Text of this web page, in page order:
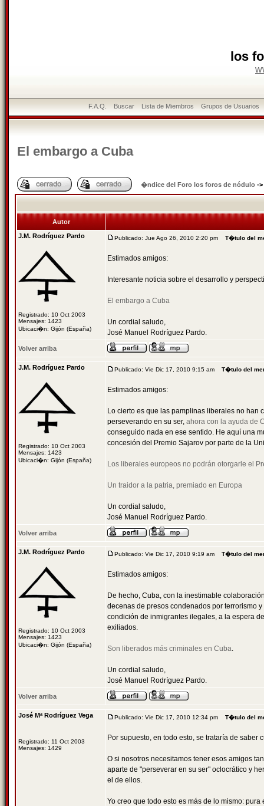
los
F.A.Q. Buscar Lista de Miembros Grupos de Usuarios
El embargo a Cuba
�ndice del Foro los foros de nódulo ->
Autor
J.M. Rodríguez Pardo
Registrado: 10 Oct 2003
Mensajes: 1423
Ubicaci�n: Gijón (España)
Publicado: Jue Ago 26, 2010 2:20 pm T�tulo del
Estimados amigos:
Interesante noticia sobre el desarrollo y
El embargo a Cuba
Un cordial saludo,
José Manuel Rodríguez Pardo.
Volver arriba
J.M. Rodríguez Pardo
Registrado: 10 Oct 2003
Mensajes: 1423
Ubicaci�n: Gijón (España)
Publicado: Vie Dic 17, 2010 9:15 am T�tulo del
Estimados amigos:
Lo cierto es que las pamplinas liberales no
perseverando en su ser, ahora con la ayuda de
conseguido nada en ese sentido. He aquí una
concesión del Premio Sajarov por parte de la
Los liberales europeos no podrán otorgarle el
Un traidor a la patria, premiado en Europa
Un cordial saludo,
José Manuel Rodríguez Pardo.
Volver arriba
J.M. Rodríguez Pardo
Registrado: 10 Oct 2003
Mensajes: 1423
Ubicaci�n: Gijón (España)
Publicado: Vie Dic 17, 2010 9:19 am T�tulo del
Estimados amigos:
De hecho, Cuba, con la inestimable
decenas de presos condenados por terrorismo
condición de inmigrantes ilegales, a la espera
exiliados.
Son liberados más criminales en Cuba.
Un cordial saludo,
José Manuel Rodríguez Pardo.
Volver arriba
José Mª Rodríguez Vega
Registrado: 11 Oct 2003
Mensajes: 1429
Publicado: Vie Dic 17, 2010 12:34 pm T�tulo del
Por supuesto, en todo esto, se trataría de saber
O si nosotros necesitamos tener esos amigos
aparte de "perseverar en su ser" oclocrático y
el de ellos.
Yo creo que todo esto es más de lo mismo: pura